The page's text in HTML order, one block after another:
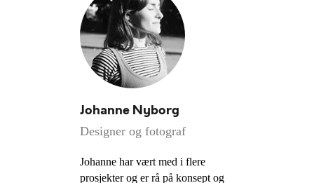
Johanne Nyborg
Designer og fotograf
Johanne har vært med i flere
prosjekter og er rå på konsept og